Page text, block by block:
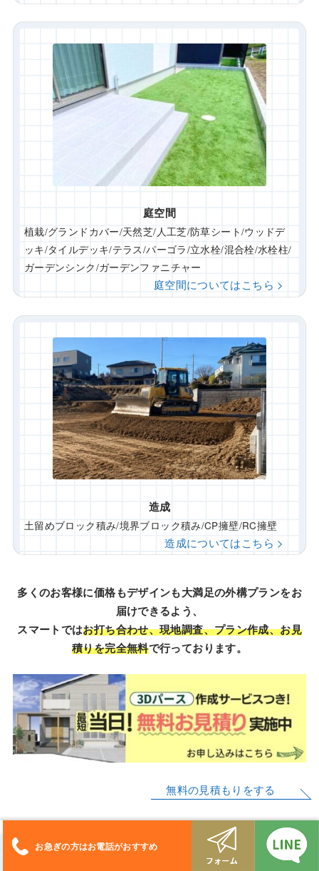
庭空間
植栽/グランドカバー/天然芝/人工芝/防草シート/ウッドデ
ッキ/タイルデッキ/テラス/パーゴラ/立水栓/混合栓/水栓柱/
ガーデンシンク/ガーデンファニチャー
庭空間についてはこちら >
造成
土留めブロック積み/境界ブロック積み/CP擁壁/RC擁壁
造成についてはこちら >
多くのお客様に価格もデザインも大満足の外構プランをお
届けできるよう、
スマートではお打ち合わせ、現地調査、プラン作成、お見
積りを完全無料で行っております。
無料の見積もりをする
お急ぎの方はお電話がおすすめ